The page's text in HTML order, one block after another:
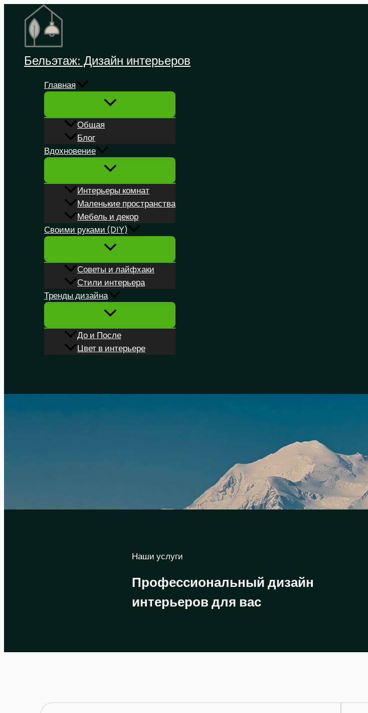
Перейти
содержимому
Бельэтаж: Дизайн интерьеров
Главная
Общая
Блог
Вдохновение
Интерьеры комнат
Маленькие пространства
Мебель и декор
Своими руками (DIY)
Советы и лайфхаки
Стили интерьера
Тренды дизайна
До и После
Цвет в интерьере
Наши услуги
Профессиональный дизайн
интерьеров для вас